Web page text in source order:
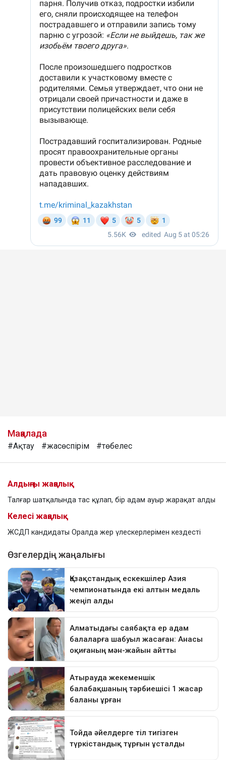
Мақалада
#Ақтау #жасөспірім #төбелес
Алдыңғы жаңалық
Талғар шатқалында тас құлап, бір адам ауыр жарақат алды
Келесі жаңалық
ЖСДП кандидаты Оралда жер үлескерлерімен кездесті